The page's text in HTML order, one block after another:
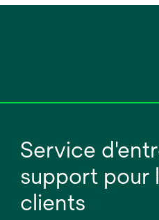
Service
support pour
clients